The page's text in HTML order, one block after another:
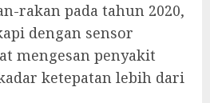
rakan pada tahun 2020,
dengan sensor
mengesan penyakit
ketepatan lebih dari